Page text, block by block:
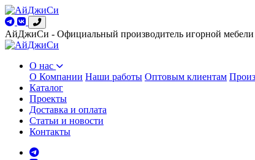
АйДжиСи - Официальный производитель игорной мебели
О нас
О Компании Наши работы Оптовым клиентам
Каталог
Проекты
Доставка и оплата
Статьи и новости
Контакты